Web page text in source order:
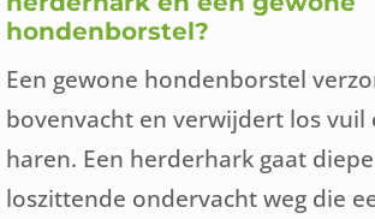
hondenborstel?
Een gewone hondenborstel
bovenvacht en verwijdert los vuil
haren. Een herderhark gaat
loszittende ondervacht weg die